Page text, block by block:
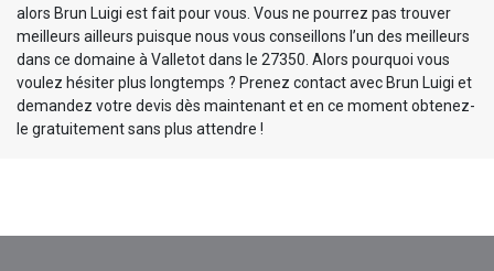
alors Brun Luigi est fait pour vous. Vous ne pourrez pas trouver
meilleurs ailleurs puisque nous vous conseillons l’un des meilleurs
dans ce domaine à Valletot dans le 27350. Alors pourquoi vous
voulez hésiter plus longtemps ? Prenez contact avec Brun Luigi et
demandez votre devis dès maintenant et en ce moment obtenez-
le gratuitement sans plus attendre !